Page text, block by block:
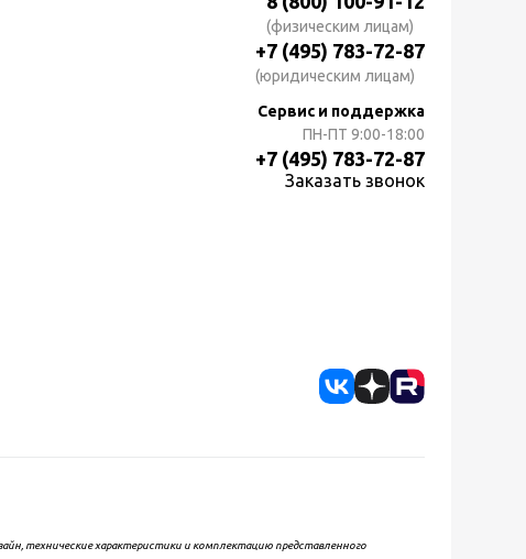
(физическим лицам)
+7 (495) 783-72-87
(юридическим лицам)
Сервис и поддержка
ПН-ПТ 9:00-18:00
+7 (495) 783-72-87
Заказать звонок
технические характеристики и комплектацию представленного